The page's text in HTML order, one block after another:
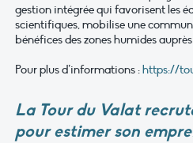
gestion intégrée qui favorisent les
scientifiques, mobilise une
bénéfices des zones humides
Pour plus d’informations :https://
La Tour du Valat
pour estimer son